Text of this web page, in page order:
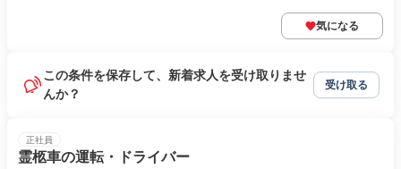
気になる
この条件を保存して、新着求人を受け取りませ
んか？
受け取る
正社員
霊柩車の運転・ドライバー